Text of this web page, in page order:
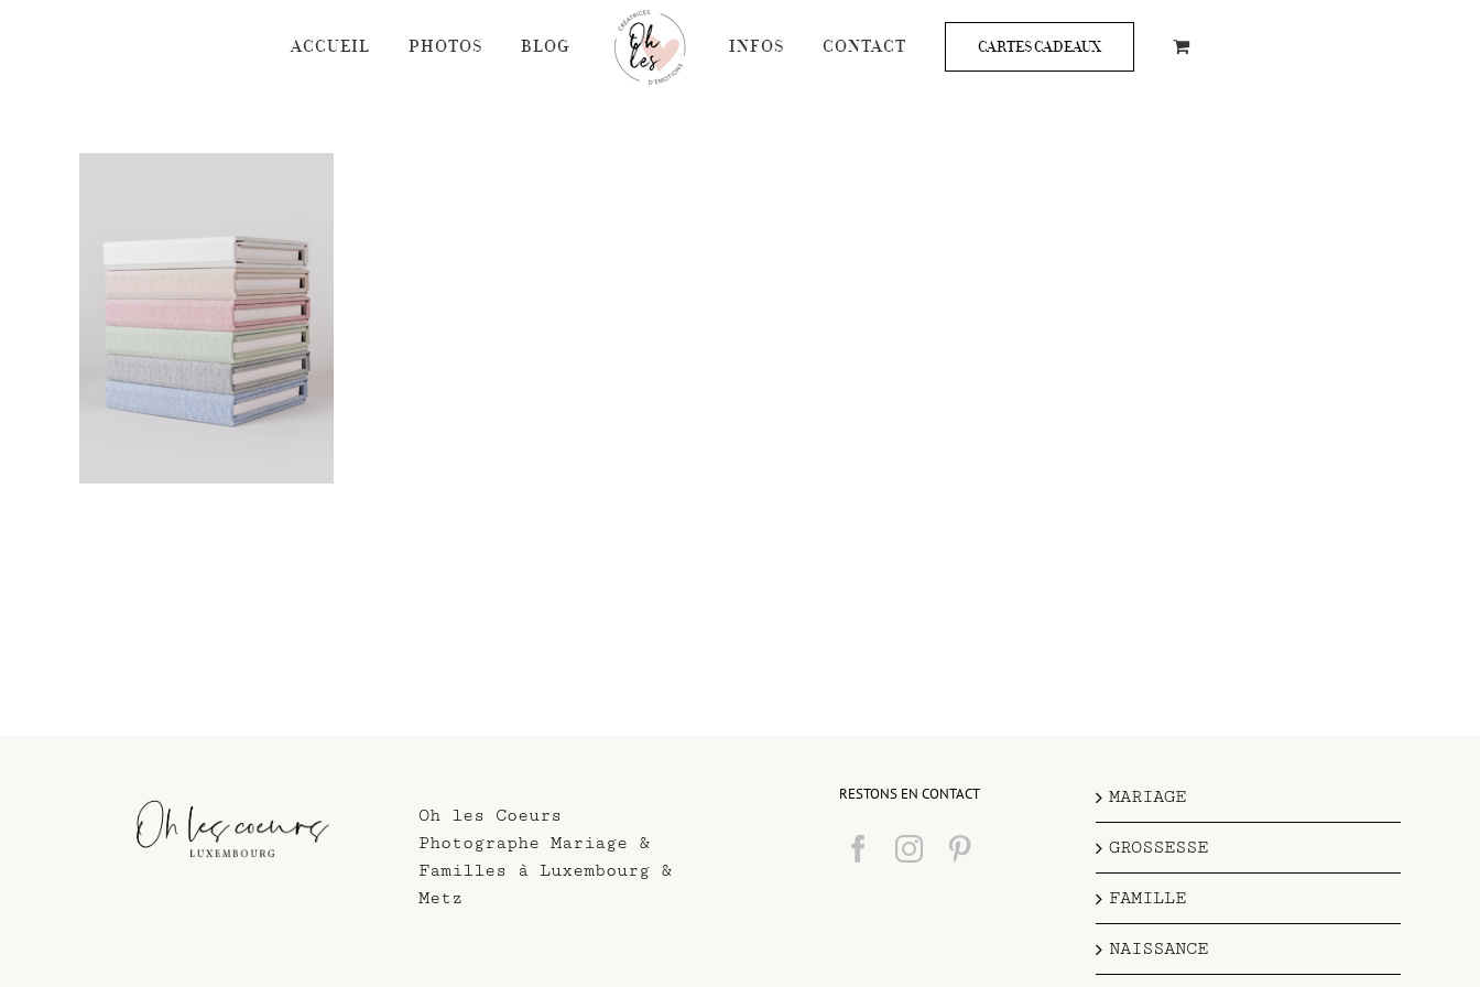
ACCUEIL PHOTOS BLOG INFOS CONTACT CARTES CADEAUX
Oh les Coeurs
Photographe Mariage &
Familles à Luxembourg &
Metz
RESTONS EN CONTACT MARIAGE
GROSSESSE
FAMILLE
NAISSANCE